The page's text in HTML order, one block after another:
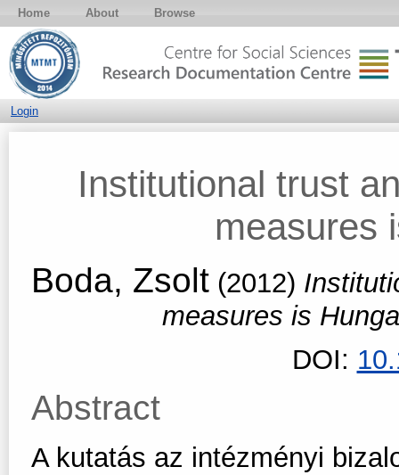
Home About Browse
Login
Institutional trust
measures
Boda, Zsolt (2012)
measures is
DOI:
Abstract
A kutatás az intézményi